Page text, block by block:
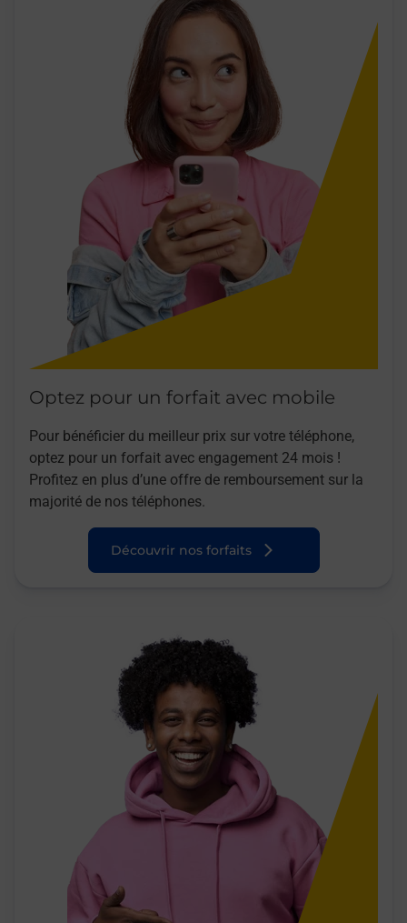
Optez pour un forfait avec mobile
Pour bénéficier du meilleur prix sur votre téléphone,
optez pour un forfait avec engagement 24 mois !
Profitez en plus d’une offre de remboursement sur la
majorité de nos téléphones.
Découvrir nos forfaits